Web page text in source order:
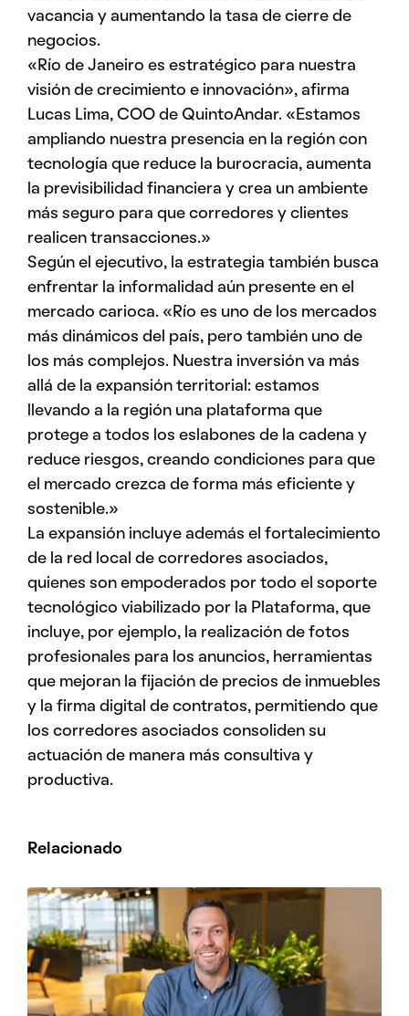
vacancia y aumentando la tasa de cierre de
negocios.
«Río de Janeiro es estratégico para nuestra
visión de crecimiento e innovación», afirma
Lucas Lima, COO de QuintoAndar. «Estamos
ampliando nuestra presencia en la región con
tecnología que reduce la burocracia, aumenta
la previsibilidad financiera y crea un ambiente
más seguro para que corredores y clientes
realicen transacciones.»
Según el ejecutivo, la estrategia también busca
enfrentar la informalidad aún presente en el
mercado carioca. «Río es uno de los mercados
más dinámicos del país, pero también uno de
los más complejos. Nuestra inversión va más
allá de la expansión territorial: estamos
llevando a la región una plataforma que
protege a todos los eslabones de la cadena y
reduce riesgos, creando condiciones para que
el mercado crezca de forma más eficiente y
sostenible.»
La expansión incluye además el fortalecimiento
de la red local de corredores asociados,
quienes son empoderados por todo el soporte
tecnológico viabilizado por la Plataforma, que
incluye, por ejemplo, la realización de fotos
profesionales para los anuncios, herramientas
que mejoran la fijación de precios de inmuebles
y la firma digital de contratos, permitiendo que
los corredores asociados consoliden su
actuación de manera más consultiva y
productiva.
Relacionado